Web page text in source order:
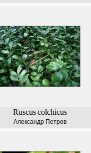
Ruscuscolchicus
Александр Петров